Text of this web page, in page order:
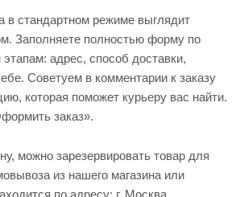
в стандартном режиме выглядит
Заполняете полностью форму по
адрес, способ доставки,
Советуем в комментарии к заказу
которая поможет курьеру вас найти.
заказ».
можно зарезервировать товар для
из нашего магазина или
по адресу: г. Москва,